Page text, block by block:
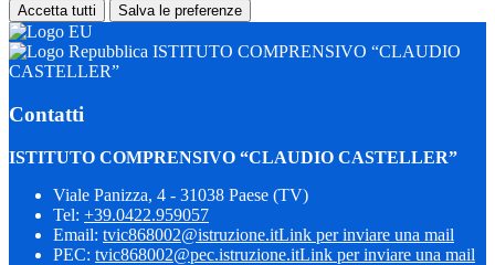
Accetta tutti Salva le preferenze
ISTITUTO COMPRENSIVO “CLAUDIO
CASTELLER”
Contatti
ISTITUTO COMPRENSIVO “CLAUDIO CASTELLER”
Viale Panizza, 4 - 31038 Paese (TV)
Tel: +39.0422.959057
Email: tvic868002@istruzione.itLink per inviare una mail
PEC: tvic868002@pec.istruzione.itLink per inviare una mail